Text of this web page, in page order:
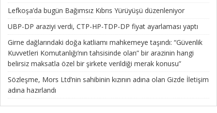
Lefkoşa’da bugün Bağımsız Kıbrıs Yürüyüşü düzenleniyor
UBP-DP araziyi verdi, CTP-HP-TDP-DP fiyat ayarlaması yaptı
Girne dağlarındaki doğa katliamı mahkemeye taşındı: “Güvenlik
Kuvvetleri Komutanlığı’nın tahsisinde olan” bir arazinin hangi
belirsiz maksatla özel bir şirkete verildiği merak konusu”
Sözleşme, Mors Ltd’nin sahibinin kızının adına olan Gizde İletişim
adına hazırlandı